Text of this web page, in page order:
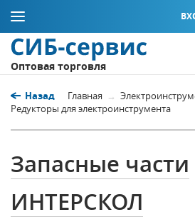
Оптовая торговля
Назад Главная
Редукторы для электроинструмента
Запасные части
ИНТЕРСКОЛ